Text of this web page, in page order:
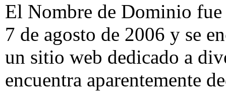
El Nombre de Dominio
7 de agosto de 2006 y se
un sitio web dedicado a
encuentra aparentemente